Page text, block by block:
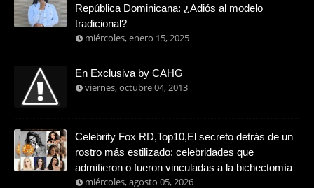
República Dominicana: ¿Adiós al modelo
tradicional?
miércoles, enero 15, 2025
En Exclusiva by CAHG
viernes, octubre 04, 2013
Celebrity Fox RD,Top10,El secreto detrás de un
rostro más estilizado: celebridades que
admitieron o fueron vinculadas a la bichectomía
miércoles, agosto 05, 2026